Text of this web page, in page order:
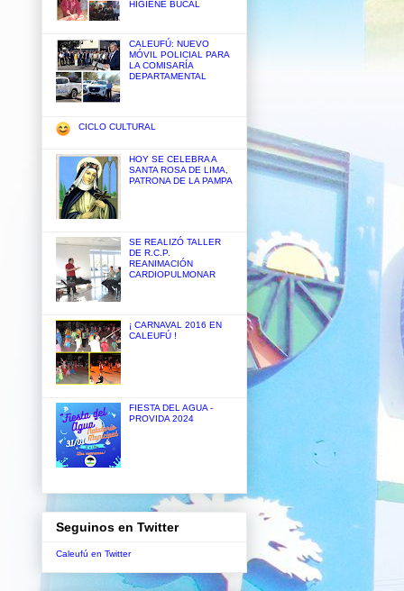
HIGIENE BUCAL
CALEUFÚ: NUEVO
MÓVIL POLICIAL PARA
LA COMISARÍA
DEPARTAMENTAL
CICLO CULTURAL
HOY SE CELEBRA A
SANTA ROSA DE LIMA,
PATRONA DE LA PAMPA
SE REALIZÓ TALLER
DE R.C.P.
REANIMACIÓN
CARDIOPULMONAR
¡ CARNAVAL 2016 EN
CALEUFÚ !
FIESTA DEL AGUA -
PROVIDA 2024
Seguinos en Twitter
Caleufú en Twitter